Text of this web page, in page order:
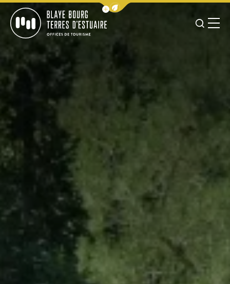
Afficher la barre de navigation
BLAYE BOURG TERRES D&#039;ESTUAIRE
JE
MENU